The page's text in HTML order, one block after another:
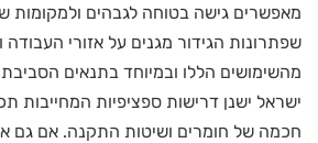
מאפשרים גישה בטוחה לגבהים ולמקומות
שפתרונות הגידור מגנים על אזורי העבודה
מהשימושים הללו ובמיוחד בתנאים
ישראל ישנן דרישות ספציפיות המחייבות
חכמה של חומרים ושיטות התקנה. אם גם